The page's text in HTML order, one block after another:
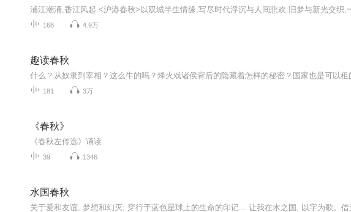
浦江潮涌,香江风起.<沪港春秋>以双城半生情缘,写尽时代浮沉与人间悲欢.旧梦与新光交织,
168 4.9万
趣读春秋
181 3万
《春秋》
《春秋左传选》诵读
39 1346
水国春秋